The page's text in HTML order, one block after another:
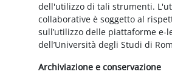
dell'utilizzo di tali strumenti.
collaborative è soggetto al
sull’utilizzo delle piattaforme e-
dell’Università degli Studi di
Archiviazione e conservazione